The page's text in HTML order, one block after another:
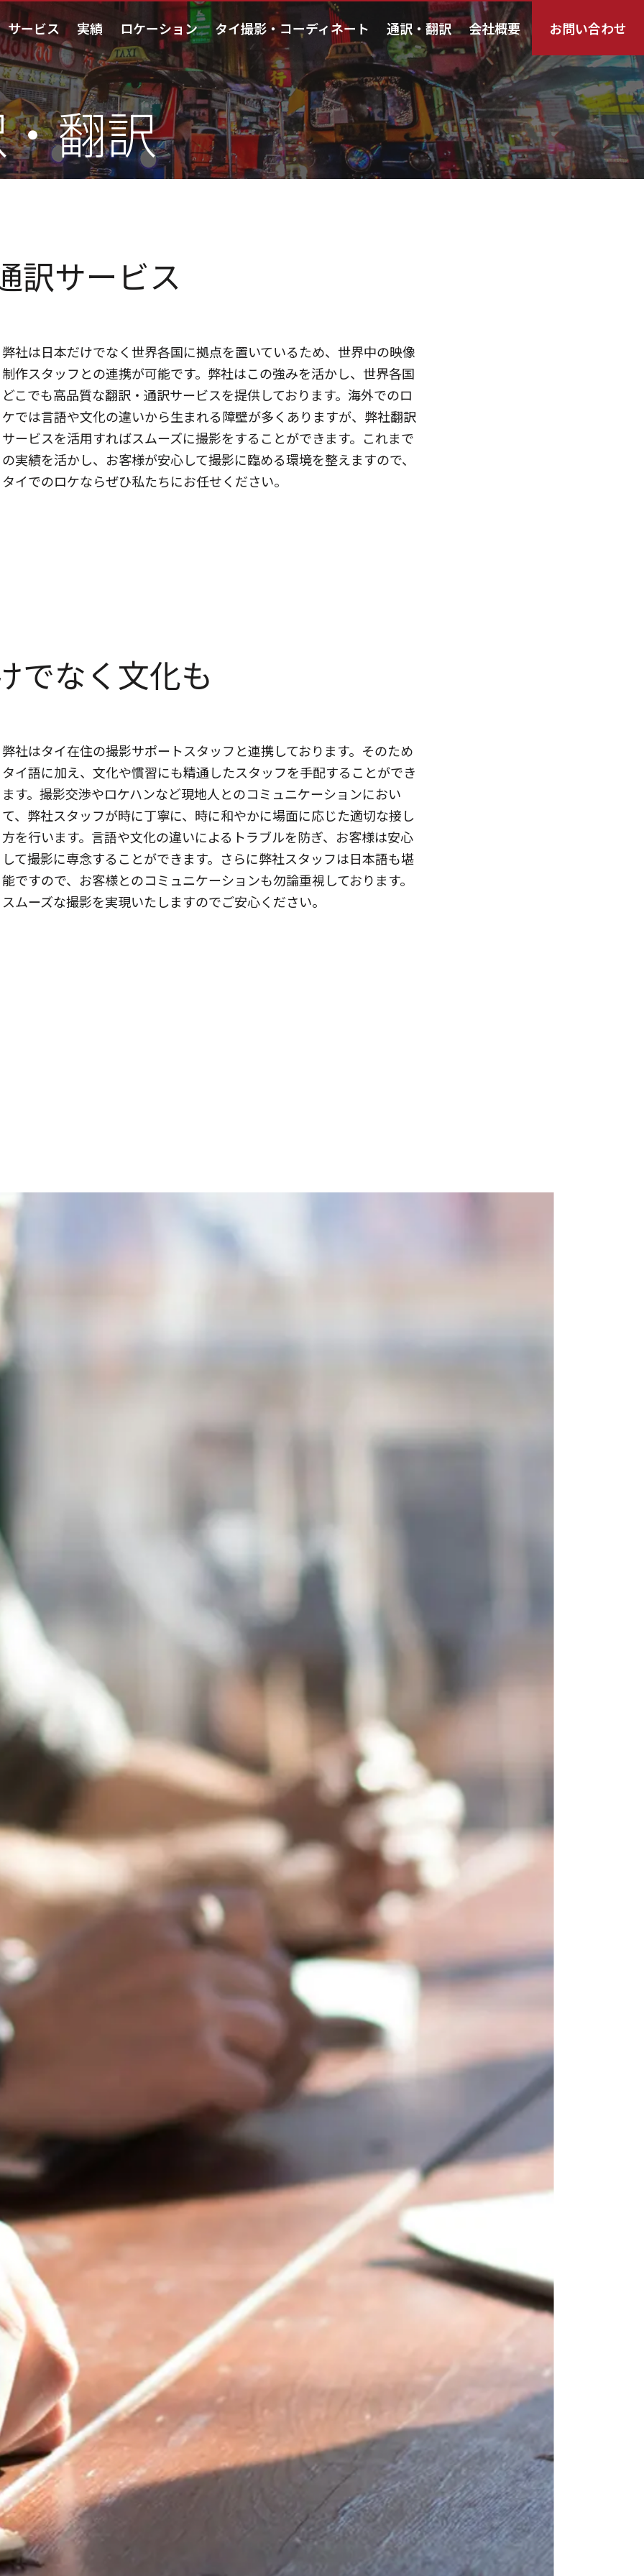
サービス 実績 ロケーション タイ撮影・コーディネート 通訳・翻訳 会社概要 お問い合わせ
翻訳
訳サービス
弊社は日本だけでなく世界各国に拠点を置いているため、世界中の映像
制作スタッフとの連携が可能です。弊社はこの強みを活かし、世界各国
どこでも高品質な翻訳・通訳サービスを提供しております。海外でのロ
ケでは言語や文化の違いから生まれる障壁が多くありますが、弊社翻訳
サービスを活用すればスムーズに撮影をすることができます。これまで
の実績を活かし、お客様が安心して撮影に臨める環境を整えますので、
タイでのロケならぜひ私たちにお任せください。
でなく文化も
弊社はタイ在住の撮影サポートスタッフと連携しております。そのため
タイ語に加え、文化や慣習にも精通したスタッフを手配することができ
ます。撮影交渉やロケハンなど現地人とのコミュニケーションにおい
て、弊社スタッフが時に丁寧に、時に和やかに場面に応じた適切な接し
方を行います。言語や文化の違いによるトラブルを防ぎ、お客様は安心
して撮影に専念することができます。さらに弊社スタッフは日本語も堪
能ですので、お客様とのコミュニケーションも勿論重視しております。
スムーズな撮影を実現いたしますのでご安心ください。